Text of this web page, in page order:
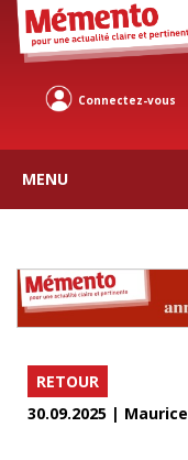
Connectez-vous
MENU
RETOUR
30.09.2025 | Maurice